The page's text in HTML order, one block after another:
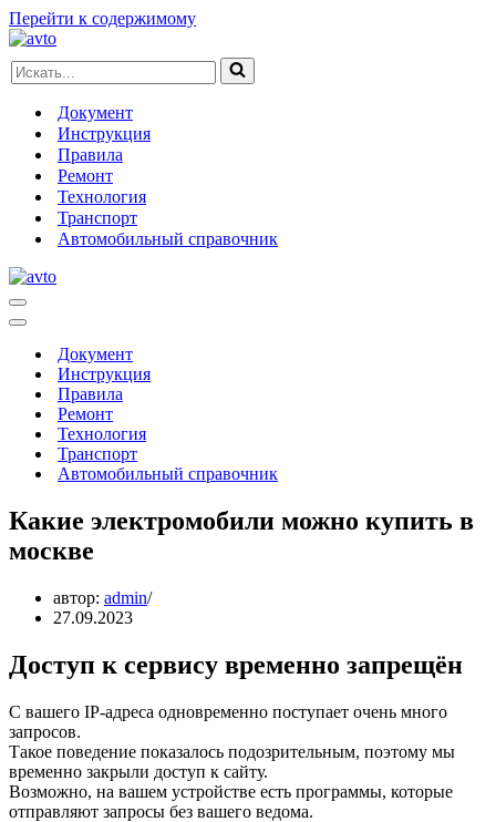
Перейти к содержимому
Искать...
Документ
Инструкция
Правила
Ремонт
Технология
Транспорт
Автомобильный справочник
Меню
навигации
Меню
навигацииДокумент
Инструкция
Правила
Ремонт
Технология
Транспорт
Автомобильный справочник
Какие электромобили можно купить в
москве
автор: admin
27.09.2023
Доступ к сервису временно запрещён
С вашего IP-адреса одновременно поступает очень много
запросов.
Такое поведение показалось подозрительным, поэтому мы
временно закрыли доступ к сайту.
Возможно, на вашем устройстве есть программы, которые
отправляют запросы без вашего ведома.